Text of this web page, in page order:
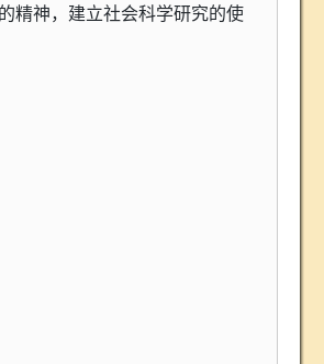
精神，建立社会科学研究的使